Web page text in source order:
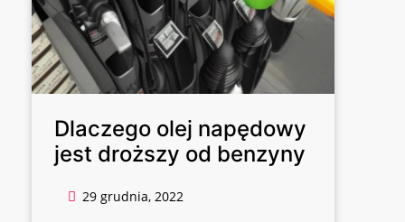
Dlaczego olej napędowy
jest droższy od benzyny
29 grudnia, 2022